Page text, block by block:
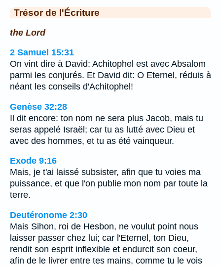
Trésor de l'Écriture
the Lord
2 Samuel 15:31
On vint dire à David: Achitophel est avec Absalom
parmi les conjurés. Et David dit: O Eternel, réduis à
néant les conseils d'Achitophel!
Genèse 32:28
Il dit encore: ton nom ne sera plus Jacob, mais tu
seras appelé Israël; car tu as lutté avec Dieu et
avec des hommes, et tu as été vainqueur.
Exode 9:16
Mais, je t'ai laissé subsister, afin que tu voies ma
puissance, et que l'on publie mon nom par toute la
terre.
Deutéronome 2:30
Mais Sihon, roi de Hesbon, ne voulut point nous
laisser passer chez lui; car l'Eternel, ton Dieu,
rendit son esprit inflexible et endurcit son coeur,
afin de le livrer entre tes mains, comme tu le vois